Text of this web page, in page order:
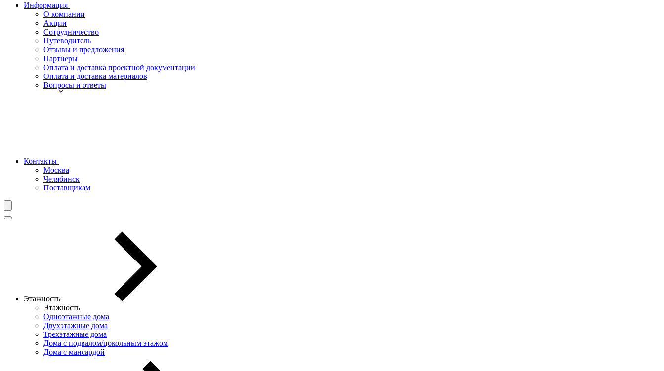
Информация
О компании
Акции
Сотрудничество
Путеводитель
Отзывы и предложения
Партнеры
Оплата и доставка проектной документации
Оплата и доставка материалов
Вопросы и ответы
Контакты
Москва
Челябинск
Поставщикам
Этажность
Этажность
Одноэтажные дома
Двухэтажные дома
Трехэтажные дома
Дома с подвалом/цокольным этажом
Дома с мансардой